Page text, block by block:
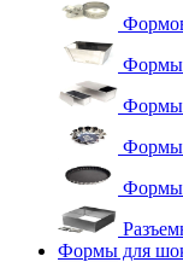
Формы
Формы
Формы
Формы
Формы для